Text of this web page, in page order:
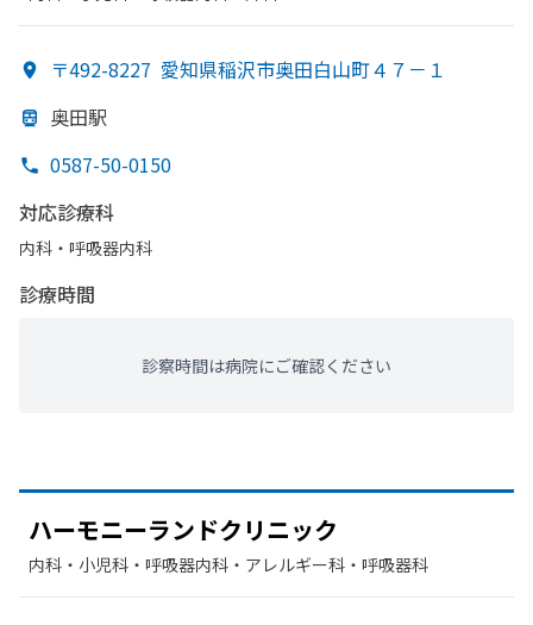
〒492-8227 愛知県稲沢市奥田白山町４７－１
奥田駅
0587-50-0150
対応診療科
内科・​呼吸器内科
診療時間
診察時間は病院にご確認ください
ハーモニーランドクリニック
内科・​小児科・​呼吸器内科・​アレルギー科・​呼吸器科